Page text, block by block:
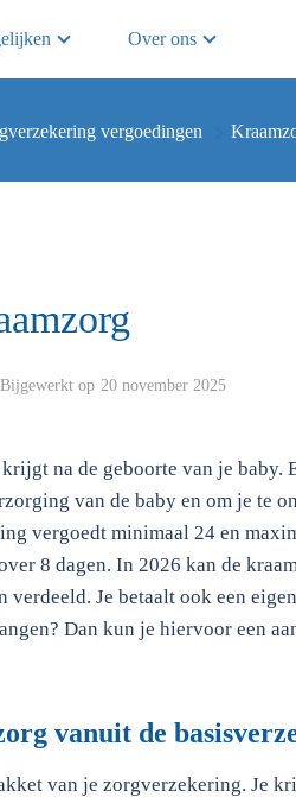
Over ons
vergoedingen
Bijgewerkt op 20 november 2025
na de geboorte van je baby.
van de baby en om je te
vergoedt minimaal 24 en
8 dagen. In 2026 kan de
verdeeld. Je betaalt ook een
Dan kun je hiervoor een
vanuit de
van je zorgverzekering. Je